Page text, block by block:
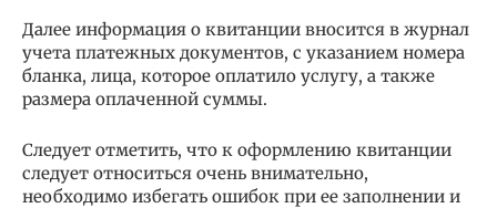
Далее информация о квитанции вносится в журнал
учета платежных документов, с указанием номера
бланка, лица, которое оплатило услугу, а также
размера оплаченной суммы.
Следует отметить, что к оформлению квитанции
следует относиться очень внимательно,
необходимо избегать ошибок при ее заполнении и